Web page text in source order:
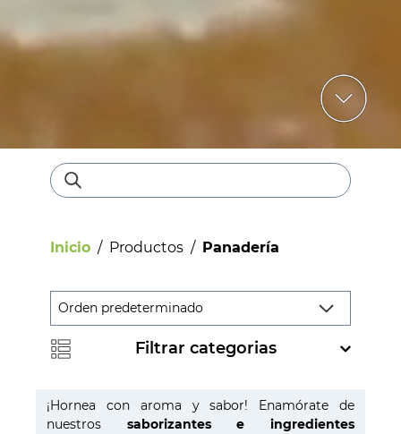
Inicio / Productos / Panadería
Filtrar categorias
Licores
¡Hornea con aroma y sabor! Enamórate de
nuestros saborizantes e ingredientes